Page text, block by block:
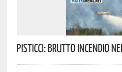
Pisticci: Brutto Incendio